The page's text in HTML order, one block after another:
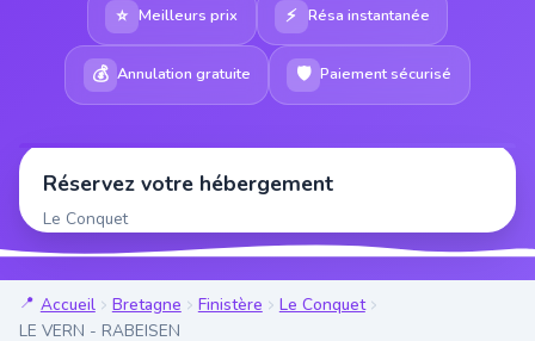
⭐ Meilleurs prix ⚡ Résa instantanée
💰 Annulation gratuite 🛡 Paiement sécurisé
Réservez votre hébergement
Le Conquet
Accueil Bretagne Finistère
Le Conquet
LE VERN - RABEISEN